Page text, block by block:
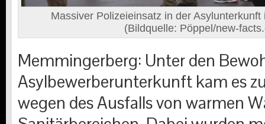
Massiver Polizeieinsatz in der
(Bildquelle: Pöppel/new-
Memmingerberg: Unter den
Asylbewerberunterkunft kam es
wegen des Ausfalls von warmen